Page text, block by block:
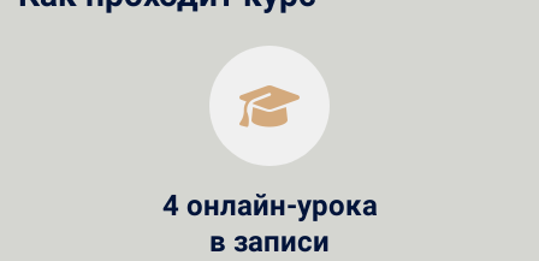
4 онлайн-урока
в записи